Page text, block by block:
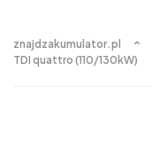
znajdzakumulator.pl
TDI quattro (110/130kW)